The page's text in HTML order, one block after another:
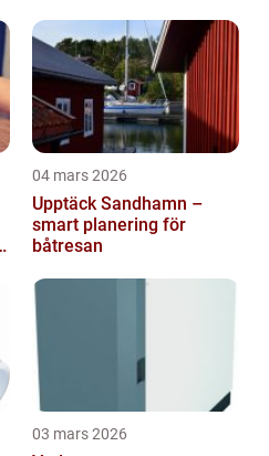
04 mars 2026
Upptäck Sandhamn –
smart planering för
båtresan
03 mars 2026